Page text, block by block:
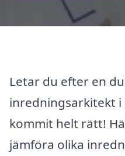
Letar du efter en
inredningsarkitekt i
kommit helt rätt!
jämföra olika